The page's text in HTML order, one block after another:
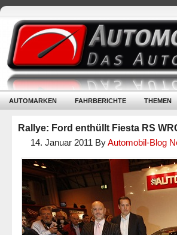
AUTOMARKEN FAHRBERICHTE THEMEN
Rallye: Ford enthüllt Fiesta RS
14. Januar 2011 ByAutomobil-Blog